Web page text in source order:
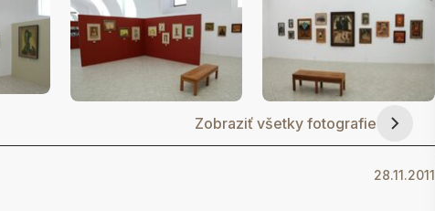
Zobraziť všetky fotografie
28.11.2011